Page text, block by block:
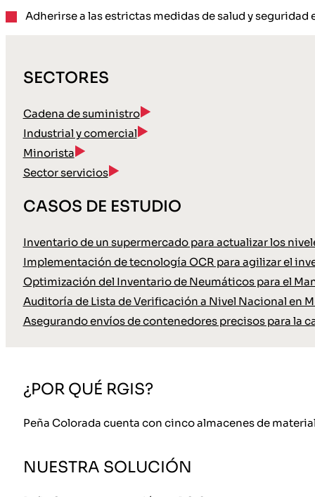
Adherirse a las estrictas medidas de salud y seguridad
SECTORES
Cadena de suministro
Industrial y comercial
Minorista
Sector servicios
CASOS DE ESTUDIO
Inventario de un supermercado para actualizar los
Implementación de tecnología OCR para agilizar el
Optimización del Inventario de Neumáticos para el
Auditoría de Lista de Verificación a Nivel Nacional en
Asegurando envíos de contenedores precisos para la
¿POR QUÉ RGIS?
Peña Colorada cuenta con cinco almacenes de
NUESTRA SOLUCIÓN